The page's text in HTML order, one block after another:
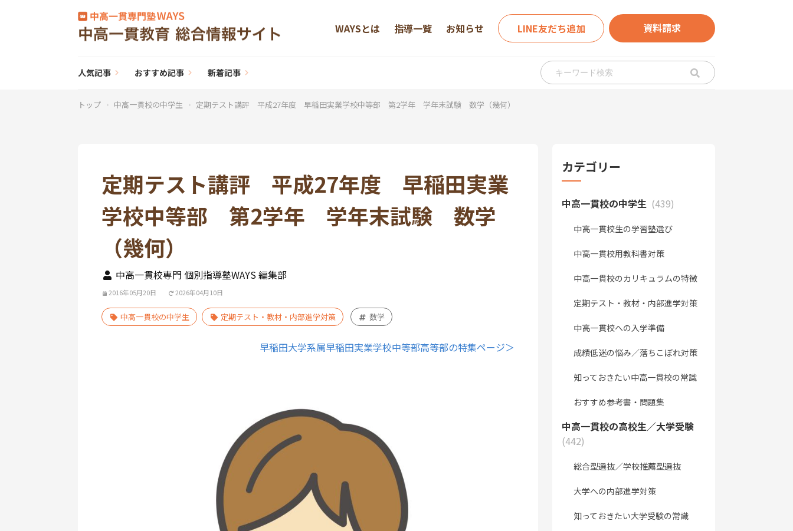
WAYSとは 指導一覧 お知らせ LINE友だち追加 資料請求
人気記事 おすすめ記事 新着記事
トップ 中高一貫校の中学生 定期テスト講評 平成27年度 早稲田実業学校中等部 第2学年 学年末試験 数学（幾何）
定期テスト講評 平成27年度 早稲田実業
学校中等部 第2学年 学年末試験 数学
（幾何）
中高一貫校専門 個別指導塾WAYS 編集部
2016年05月20日 2026年04月10日
中高一貫校の中学生 定期テスト・教材・内部進学対策 数学
早稲田大学系属早稲田実業学校中等部高等部の特集ページ＞
カテゴリー
中高一貫校の中学生 (439)
中高一貫校生の学習塾選び
中高一貫校用教科書対策
中高一貫校のカリキュラムの特徴
定期テスト・教材・内部進学対策
中高一貫校への入学準備
成績低迷の悩み／落ちこぼれ対策
知っておきたい中高一貫校の常識
おすすめ参考書・問題集
中高一貫校の高校生／大学受験
(442)
総合型選抜／学校推薦型選抜
大学への内部進学対策
知っておきたい大学受験の常識